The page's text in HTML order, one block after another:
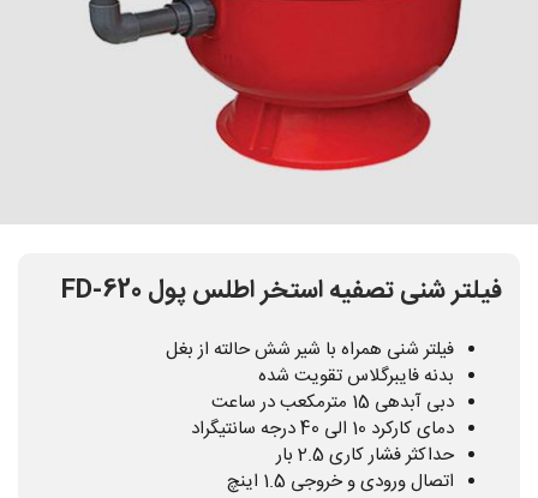
فیلتر شنی تصفیه استخر اطلس پول FD-620
فیلتر شنی همراه با شیر شش حالته از بغل
بدنه فایبرگلاس تقویت شده
دبی آبدهی 15 مترمکعب در ساعت
دمای کارکرد 10 الی 40 درجه سانتیگراد
حداکثر فشار کاری 2.5 بار
اتصال ورودی و خروجی 1.5 اینچ